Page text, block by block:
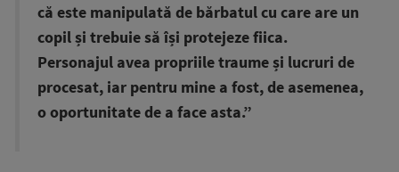
că este manipulată de bărbatul cu care are un
copil și trebuie să își protejeze fiica.
Personajul avea propriile traume și lucruri de
procesat, iar pentru mine a fost, de asemenea,
o oportunitate de a face asta.”